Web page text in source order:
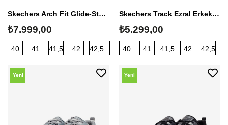
Skechers Arch Fit Glide-Step Pro Erkek Sneaker
₺7.999,00
40 41 41,5 42 42,5 45
Skechers Track Ezral Erkek Sneaker
₺5.299,00
40 41 41,5 42 42,5
Yeni Yeni